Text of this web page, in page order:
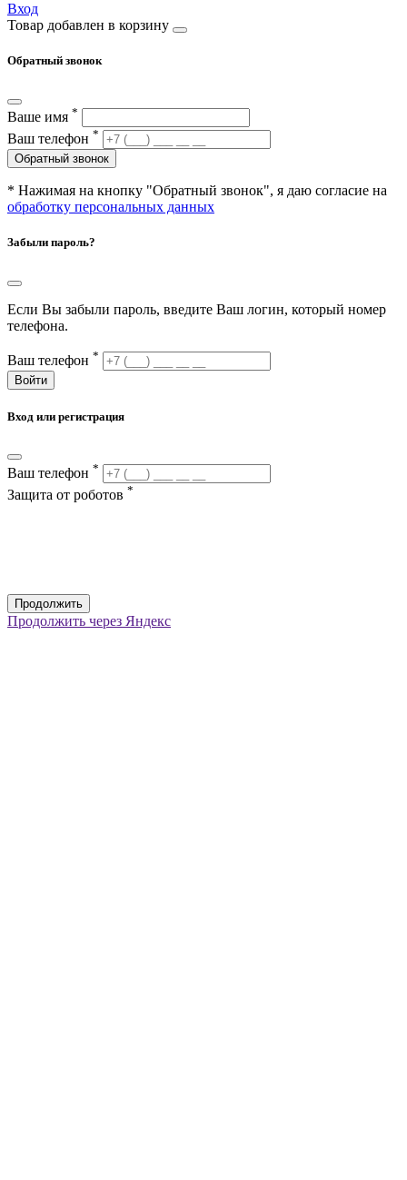
Вход
Товар добавлен в корзину
Обратный звонок
Ваше имя *
Ваш телефон *
Обратный звонок
* Нажимая на кнопку "Обратный звонок", я даю согласие на
обработку персональных данных
Забыли пароль?
Если Вы забыли пароль, введите Ваш логин, который номер
телефона.
Ваш телефон *
Войти
Вход или регистрация
Ваш телефон *
Защита от роботов *
Продолжить
Продолжить через Яндекс